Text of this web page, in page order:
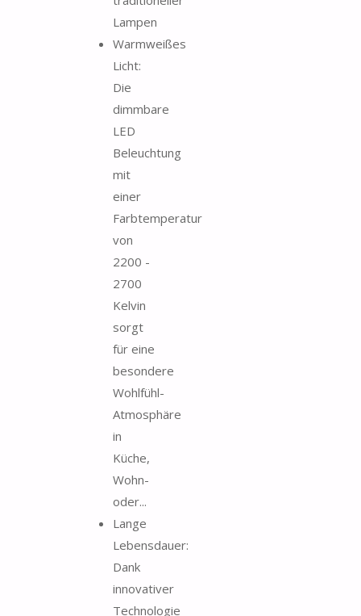
Lampen
Warmweißes
Licht:
Die
dimmbare
LED
Beleuchtung
mit
einer
Farbtemperatur
von
2200 -
2700
Kelvin
sorgt
für eine
besondere
Wohlfühl-
Atmosphäre
in
Küche,
Wohn-
oder...
Lange
Lebensdauer:
Dank
innovativer
Technologie